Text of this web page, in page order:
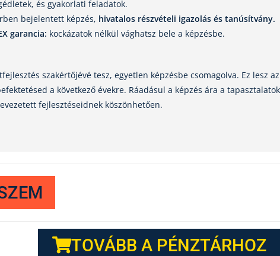
és gyakorlati feladatok.
bejelentett képzés, hivatalos részvételi igazolás és tanúsítvány.
garancia: kockázatok nélkül vághatsz bele a képzésbe.
szakértőjévé tesz, egyetlen képzésbe csomagolva. Ez lesz
a következő évekre. Ráadásul a képzés ára a
fejlesztéseidnek köszönhetően.
TOVÁBB A PÉNZTÁRHOZ